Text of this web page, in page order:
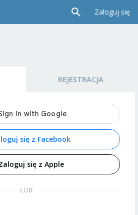
Zaloguj się
REJESTRACJA
się z Facebook
się z Apple
LUB